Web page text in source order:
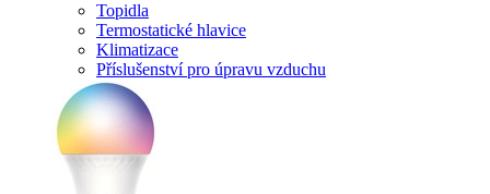
Topidla
Termostatické hlavice
Klimatizace
Příslušenství pro úpravu vzduchu